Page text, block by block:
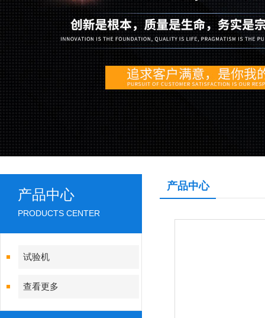
产品中心
PRODUCTS CENTER
试验机
查看更多
产品中心